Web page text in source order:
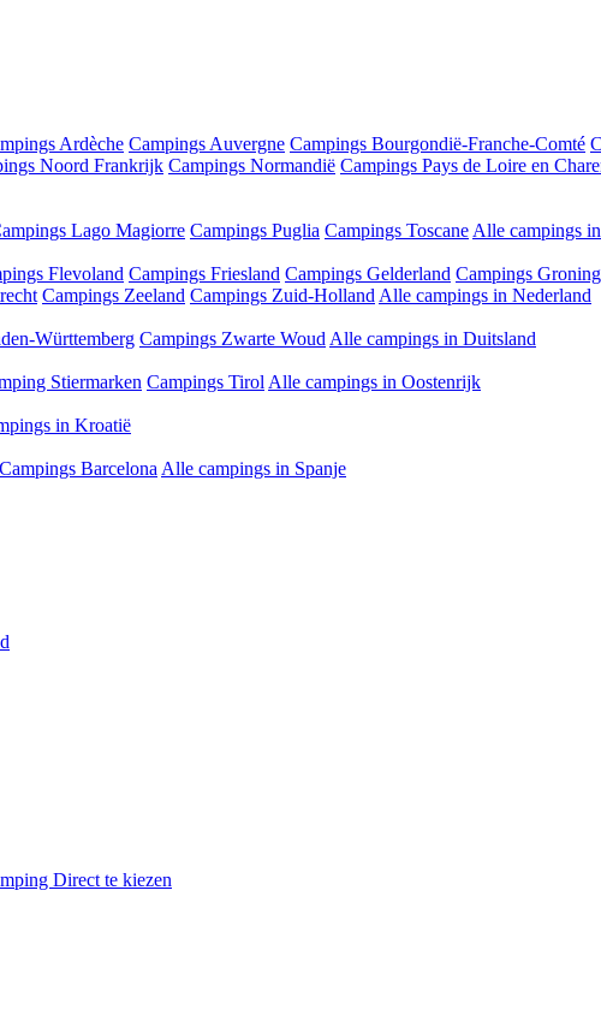
Ardèche Campings Auvergne Campings Bourgondië-Franche-Comté
Noord Frankrijk Campings Normandië Campings Pays de Loire en
Lago Magiorre Campings Puglia Campings Toscane Alle campings
Flevoland Campings Friesland Campings Gelderland Campings
Campings Zeeland Campings Zuid-Holland Alle campings in Nederland
Württemberg Campings Zwarte Woud Alle campings in Duitsland
Stiermarken Campings Tirol Alle campings in Oostenrijk
in Kroatië
Campings Barcelona Alle campings in Spanje
Direct te kiezen